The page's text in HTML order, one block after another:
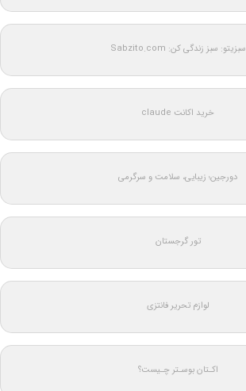
سبزیتو: سبز زندگی کن: Sabzito.com
خرید اکانت claude
دورجین؛ زیبایی، سلامت و سرگرمی
تور گرجستان
لوازم تحریر فانتزی
اکـتان بوسـتر چـیست؟